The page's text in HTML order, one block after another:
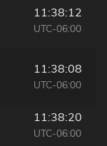
11:38:12
UTC-06:00
11:38:08
UTC-06:00
11:38:20
UTC-06:00